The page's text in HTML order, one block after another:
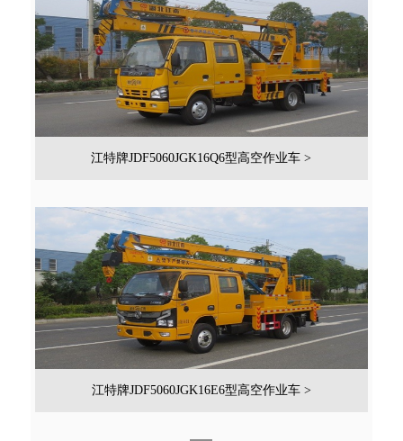
江特牌JDF5060JGK16Q6型高空作业车 >
江特牌JDF5060JGK16E6型高空作业车 >